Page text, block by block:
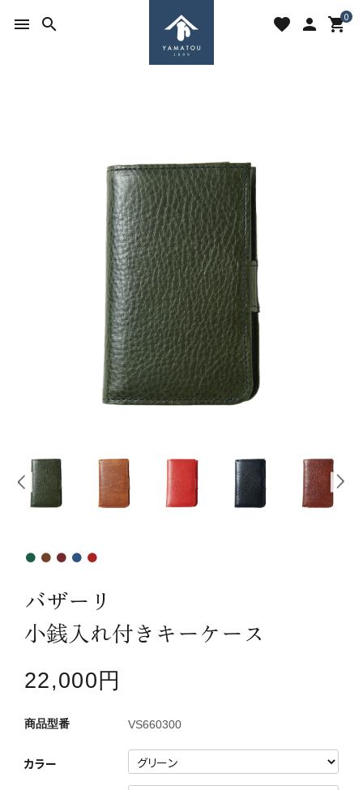
menu search favorite person 0
shopping_cart
search
person 新規会員登録
お気に入りを見る shopping_cart カートの中身
カテゴリーから探す
コンテンツ
ガイドライン
バザーリ
小銭入れ付きキーケース
22,000円
VS660300
カラー